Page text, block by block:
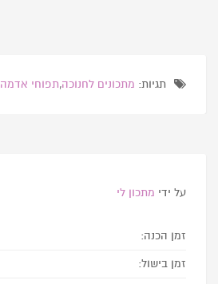
תגיות: מתכונים לחנוכה,תפוחי אדמה
על ידי מתכון לי
זמן הכנה:
זמן בישול: